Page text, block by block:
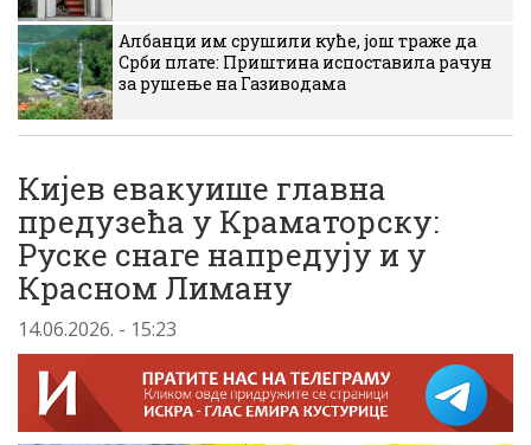
Албанци им срушили куће, још траже да
Срби плате: Приштина испоставила рачун
за рушење на Газиводама
Кијев евакуише главна
предузећа у Краматорску:
Руске снаге напредују и у
Красном Лиману
14.06.2026. - 15:23